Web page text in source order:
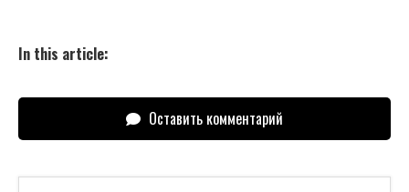
In this article:
Оставить комментарий